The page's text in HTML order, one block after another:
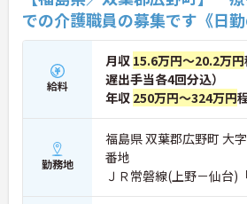
での介護職員の募集です《日勤
給料
月収 15.6万円～20.2万円
遅出手当各4回分込）
年収 250万円～324万円
勤務地
福島県 双葉郡広野町 大
番地
ＪＲ常磐線(上野－仙台)
歩15分